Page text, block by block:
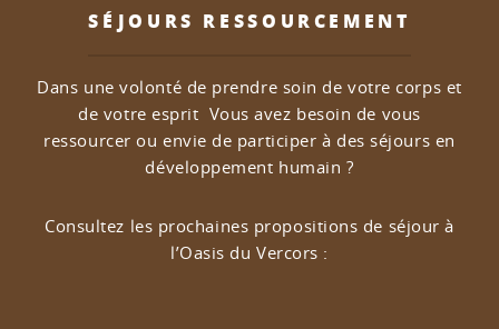
SÉJOURS RESSOURCEMENT
Dans une volonté de prendre soin de votre corps et
de votre esprit Vous avez besoin de vous
ressourcer ou envie de participer à des séjours en
développement humain ?
Consultez les prochaines propositions de séjour à
l’Oasis du Vercors :